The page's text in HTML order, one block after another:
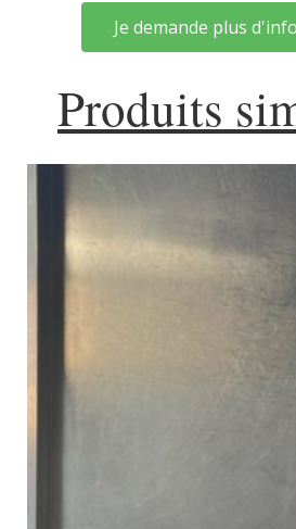
Je demande plus
Produits